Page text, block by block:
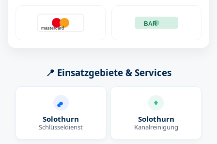
mastercard
BAR
📍 Einsatzgebiete & Services
Solothurn
Schlüsseldienst
Solothurn
Kanalreinigung